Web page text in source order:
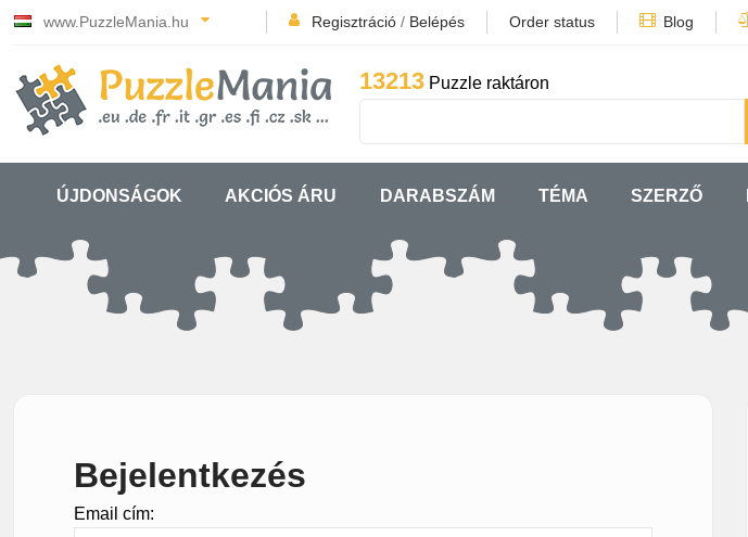
www.PuzzleMania.hu Regisztráció / Belépés Order status Blog
13213 Puzzle raktáron
ÚJDONSÁGOK AKCIÓS ÁRU DARABSZÁM TÉMA SZERZŐ
Bejelentkezés
Email cím: